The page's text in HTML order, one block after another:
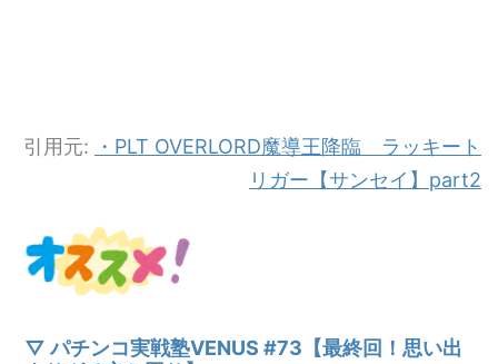
引用元:
・PLT OVERLORD魔導王降臨 ラッキート
リガー【サンセイ】part2
▽ パチンコ実戦塾VENUS #73【最終回！思い出